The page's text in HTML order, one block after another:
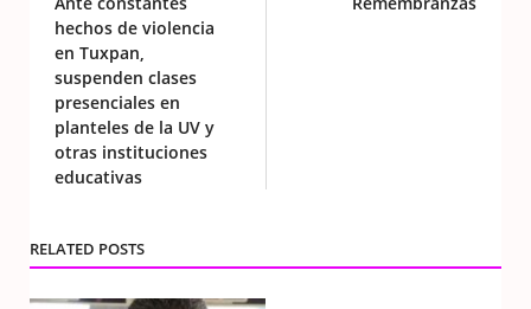
hechos de violencia
en Tuxpan,
suspenden clases
presenciales en
planteles de la UV y
otras instituciones
educativas
RELATED POSTS